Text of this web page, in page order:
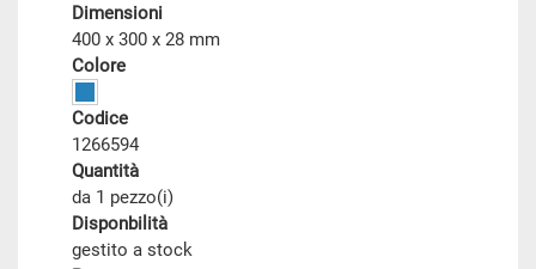
Dimensioni
400 x 300 x 28 mm
Colore
Codice
1266594
Quantità
da 1 pezzo(i)
Disponbilità
gestito a stock